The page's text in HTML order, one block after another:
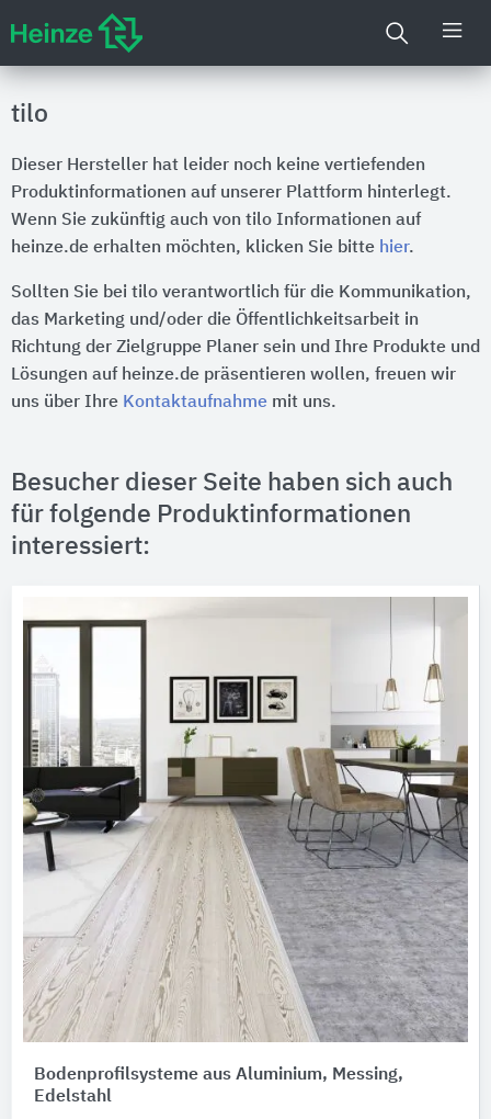
tilo
Dieser Hersteller hat leider noch keine vertiefenden
Produktinformationen auf unserer Plattform hinterlegt.
Wenn Sie zukünftig auch von tilo Informationen auf
heinze.de erhalten möchten, klicken Sie bitte hier.
Sollten Sie bei tilo verantwortlich für die Kommunikation,
das Marketing und/oder die Öffentlichkeitsarbeit in
Richtung der Zielgruppe Planer sein und Ihre Produkte und
Lösungen auf heinze.de präsentieren wollen, freuen wir
uns über Ihre Kontaktaufnahme mit uns.
Besucher dieser Seite haben sich auch
für folgende Produktinformationen
interessiert:
Bodenprofilsysteme aus Aluminium, Messing,
Edelstahl